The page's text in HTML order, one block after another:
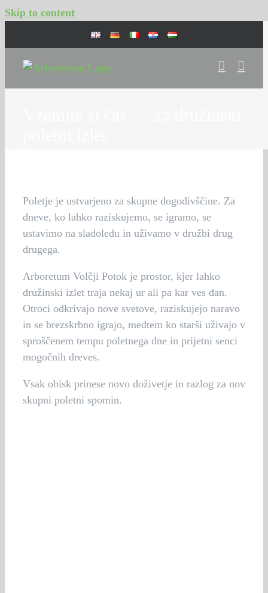
Skip to content
Poletje je ustvarjeno za skupne dogodivščine. Za
dneve, ko lahko raziskujemo, se igramo, se
ustavimo na sladoledu in uživamo v družbi drug
drugega.
Arboretum Volčji Potok je prostor, kjer lahko
družinski izlet traja nekaj ur ali pa kar ves dan.
Otroci odkrivajo nove svetove, raziskujejo naravo
in se brezskrbno igrajo, medtem ko starši uživajo v
sproščenem tempu poletnega dne in prijetni senci
mogočnih dreves.
Vsak obisk prinese novo doživetje in razlog za nov
skupni poletni spomin.